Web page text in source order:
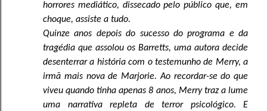
horrores mediático, dissecado pelo público que, em
choque, assiste a tudo.
Quinze anos depois do sucesso do programa e da
tragédia que assolou os Barretts, uma autora decide
desenterrar a história com o testemunho de Merry, a
irmã mais nova de Marjorie. Ao recordar-se do que
viveu quando tinha apenas 8 anos, Merry traz a lume
uma narrativa repleta de terror psicológico. E